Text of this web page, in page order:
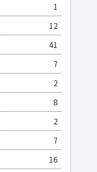
1
12
41
7
2
8
2
7
16